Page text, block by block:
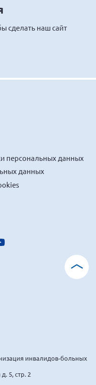
сделать наш сайт
персональных данных
данных
инвалидов-больных
5, стр. 2